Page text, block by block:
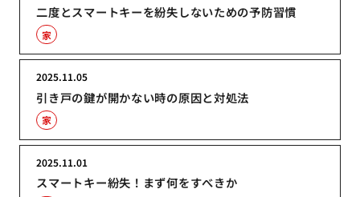
二度とスマートキーを紛失しないための予防習慣
家
引き戸の鍵が開かない時の原因と対処法
2025.11.05
家
スマートキー紛失！まず何をすべきか
2025.11.01